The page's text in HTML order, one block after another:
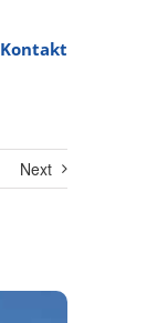
Kontakt
Next